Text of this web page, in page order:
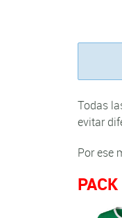
Todas
evitar
Por ese